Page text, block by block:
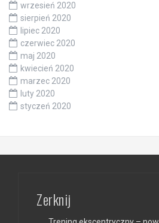
wrzesień 2020
sierpień 2020
lipiec 2020
czerwiec 2020
maj 2020
kwiecień 2020
marzec 2020
luty 2020
styczeń 2020
Zerknij